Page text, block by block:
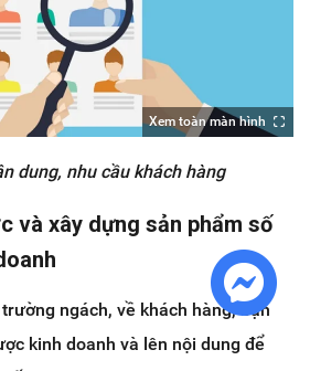
Xem toàn màn hình
dung, nhu cầu khách hàng
và xây dựng sản phẩm số
ngách, về khách hàng, bạn
kinh doanh và lên nội dung để